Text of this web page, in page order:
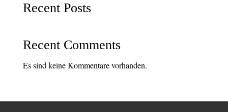
Recent Posts
Recent Comments
Es sind keine Kommentare vorhanden.